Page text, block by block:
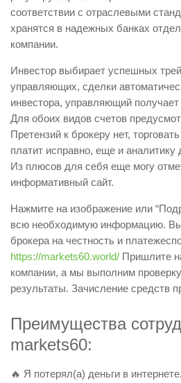
соответствии с отраслевыми
хранятся в надежных банках
компании.
Инвестор выбирает успешных
управляющих, сделки
инвестора, управляющий
Для обоих видов счетов
Претензий к брокеру нет,
платит исправно, еще и аналитику
Из плюсов для себя еще могу
информативный сайт.
Нажмите на изображение или
всю необходимую информацию.
брокера на честность и
https://markets60.world/ Пришлите
компании, а мы выполним
результаты. Зачисление средств
Преимущества
markets60:
🔥 Я потерял(а) деньги в